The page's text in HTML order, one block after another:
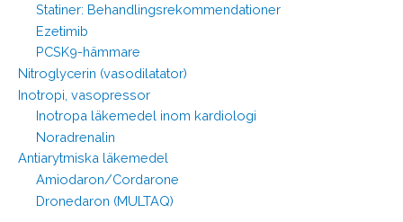
Statiner: Behandlingsrekommendationer
Ezetimib
PCSK9-hämmare
Nitroglycerin (vasodilatator)
Inotropi, vasopressor
Inotropa läkemedel inom kardiologi
Noradrenalin
Antiarytmiska läkemedel
Amiodaron/Cordarone
Dronedaron (MULTAQ)